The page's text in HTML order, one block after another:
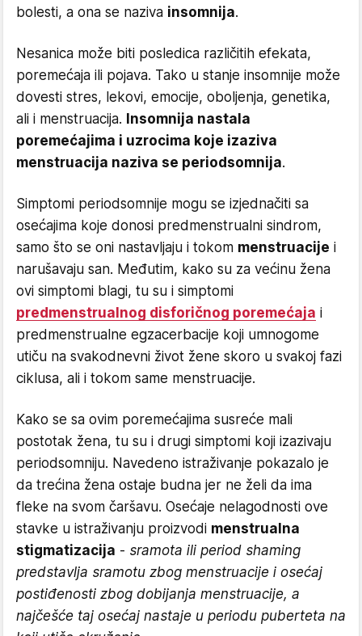
bolesti, a ona se naziva insomnija.
Nesanica može biti posledica različitih efekata,
poremećaja ili pojava. Tako u stanje insomnije može
dovesti stres, lekovi, emocije, oboljenja, genetika,
ali i menstruacija. Insomnija nastala
poremećajima i uzrocima koje izaziva
menstruacija naziva se periodsomnija.
Simptomi periodsomnije mogu se izjednačiti sa
osećajima koje donosi predmenstrualni sindrom,
samo što se oni nastavljaju i tokom menstruacije i
narušavaju san. Međutim, kako su za većinu žena
ovi simptomi blagi, tu su i simptomi
predmenstrualnog disforičnog poremećaja i
predmenstrualne egzacerbacije koji umnogome
utiču na svakodnevni život žene skoro u svakoj fazi
ciklusa, ali i tokom same menstruacije.
Kako se sa ovim poremećajima susreće mali
postotak žena, tu su i drugi simptomi koji izazivaju
periodsomniju. Navedeno istraživanje pokazalo je
da trećina žena ostaje budna jer ne želi da ima
fleke na svom čaršavu. Osećaje nelagodnosti ove
stavke u istraživanju proizvodi menstrualna
stigmatizacija - sramota ili period shaming
predstavlja sramotu zbog menstruacije i osećaj
postiđenosti zbog dobijanja menstruacije, a
najčešće taj osećaj nastaje u periodu puberteta na